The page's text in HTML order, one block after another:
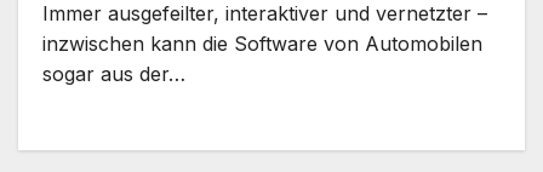
Immer ausgefeilter, interaktiver und vernetzter –
inzwischen kann die Software von Automobilen
sogar aus der…